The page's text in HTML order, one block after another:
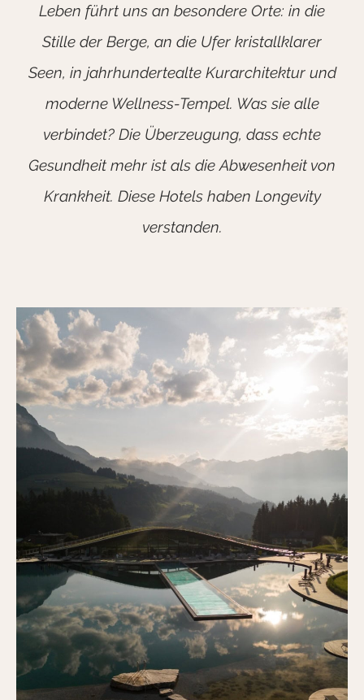
Leben führt uns an besondere Orte: in die
Stille der Berge, an die Ufer kristallklarer
Seen, in jahrhundertealte Kurarchitektur und
moderne Wellness-Tempel. Was sie alle
verbindet? Die Überzeugung, dass echte
Gesundheit mehr ist als die Abwesenheit von
Krankheit. Diese Hotels haben Longevity
verstanden.